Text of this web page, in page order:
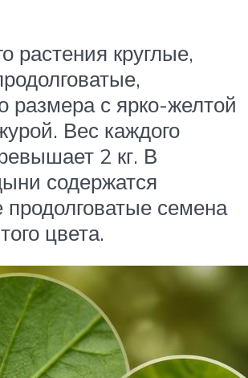
растения круглые,
размера с ярко-желтой
Вес каждого
2 кг. В
содержатся
семена
цвета.